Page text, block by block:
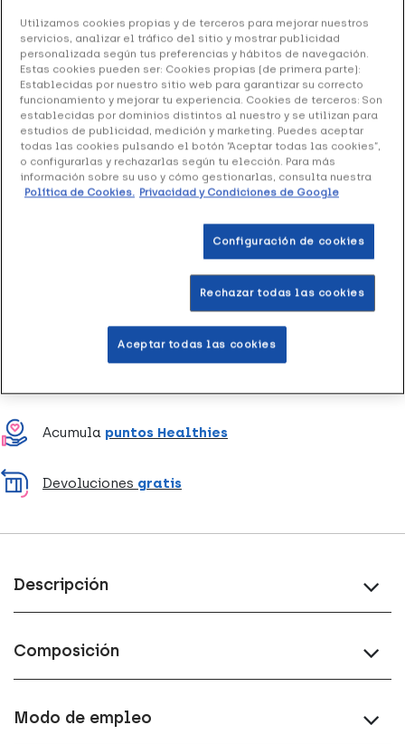
Juanola Pastillas Clásicas, 5,4 g
1.90 €
+ 4 puntosHealthies
Pastillas a base de regaliz que aclaran la voz y refrescan
la boca.
Entrega rápida y gratuitaen farmacia
Acumula puntos Healthies
Devoluciones gratis
Descripción
Composición
Modo de empleo
Utilizamos cookies propias y de terceros para mejorar nuestros
servicios, analizar el tráfico del sitio y mostrar publicidad
personalizada según tus preferencias y hábitos de navegación.
Estas cookies pueden ser: Cookies propias (de primera parte):
Establecidas por nuestro sitio web para garantizar su correcto
funcionamiento y mejorar tu experiencia. Cookies de terceros: Son
establecidas por dominios distintos al nuestro y se utilizan para
estudios de publicidad, medición y marketing. Puedes aceptar
todas las cookies pulsando el botón “Aceptar todas las cookies”,
o configurarlas y rechazarlas según tu elección. Para más
información sobre su uso y cómo gestionarlas, consulta nuestra
Política de Cookies. Privacidad y Condiciones de Google
Configuración de cookies
Rechazar todas las cookies
Aceptar todas las cookies